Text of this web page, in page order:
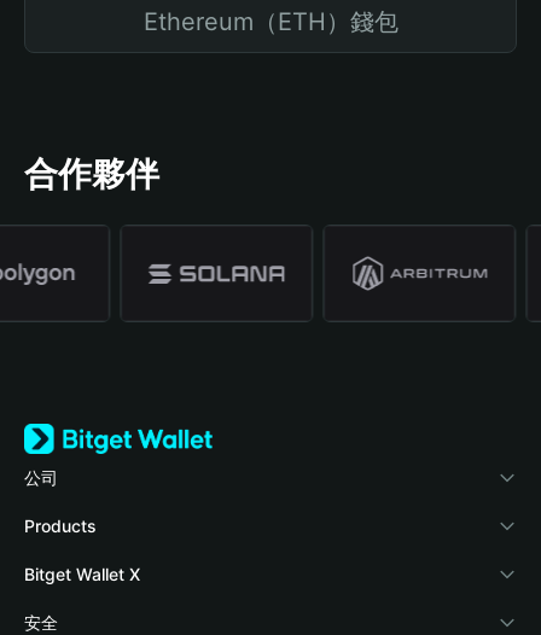
Ethereum（ETH）錢包
合作夥伴
公司
關於 Bitget Wallet
部落格
學院
Products
Crypto Card
Stablecoin Earn
Bitget Wallet X
開發者文件
安全